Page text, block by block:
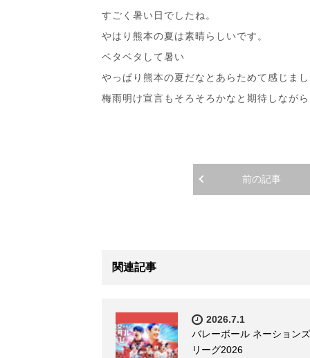
すごく暑い日でしたね。
やはり熊本の夏は素晴らしいです。
ベタベタして暑い
やっぱり熊本の夏だなとあらためて感じま
梅雨明け宣言もそろそろかなと期待しなが
前の記事
関連記事
2026.7.1
バレーボール ネーションズ
リーグ2026